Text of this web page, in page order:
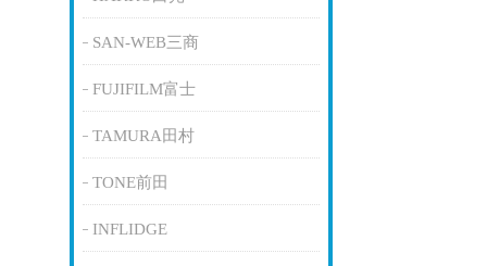
SAN-WEB三商
FUJIFILM富士
TAMURA田村
TONE前田
INFLIDGE